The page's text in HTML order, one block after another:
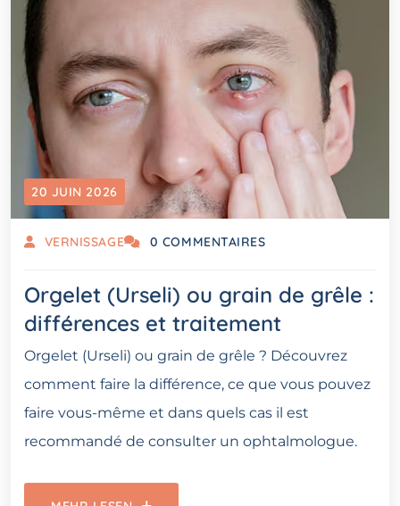
20 JUIN 2026
VERNISSAGE 0 COMMENTAIRES
Orgelet (Urseli) ou grain de grêle :
différences et traitement
Orgelet (Urseli) ou grain de grêle ? Découvrez
comment faire la différence, ce que vous pouvez
faire vous-même et dans quels cas il est
recommandé de consulter un ophtalmologue.